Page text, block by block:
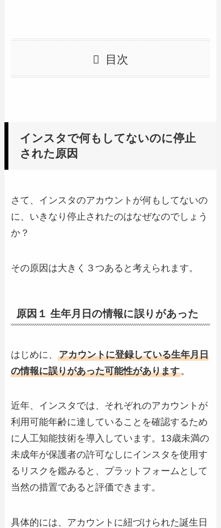
目次
インスタで何もしてないのに停止
された原因
さて、インスタのアカウントが何もしてないの
に、いきなり停止されたのはなぜなのでしょう
か？
その原因は大きく３つあると考えられます。
原因１ 生年月日の情報に誤りがあった
はじめに、アカウントに登録している生年月日
の情報に誤りがあった可能性があります。
近年、インスタでは、それぞれのアカウントが
利用可能年齢に達していることを確認するため
に人工知能技術を導入しています。13歳未満の
未成年が保護者の許可なしにインスタを使用す
るリスクを鑑みると、プラットフォームとして
当然の措置であると評価できます。
具体的には、アカウントに紐づけられた誕生日